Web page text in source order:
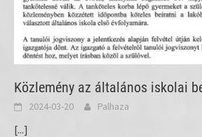
Közlemény az általános iskolai
2024-03-20 Palhaza
[...]